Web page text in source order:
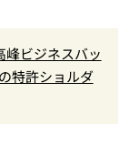
峰ビジネスバッ
特許ショルダ